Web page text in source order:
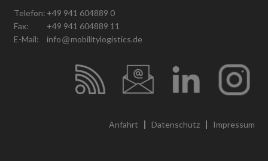
Telefon:
Fax:
E-Mail:
+49 941 604889 0
+49 941 604889 11
info
mobilitylogistics.de
Anfahrt Datenschutz Impressum